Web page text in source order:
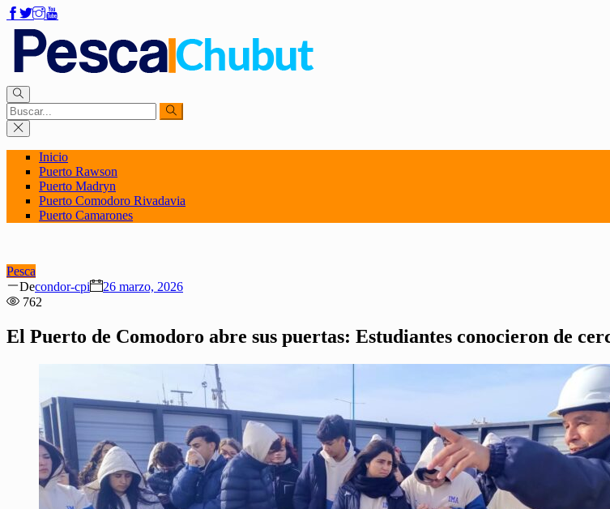
Inicio
Puerto Rawson
Puerto Madryn
Puerto Comodoro Rivadavia
Puerto Camarones
Pesca
DeAuthor
condor-cpi
Posted
26 marzo, 2026
762
El Puerto de Comodoro abre sus puertas: Estudiantes conocieron de